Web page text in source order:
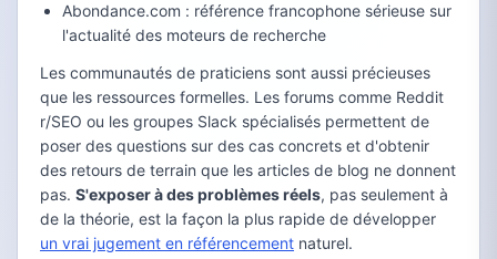
Abondance.com : référence francophone sérieuse sur
l'actualité des moteurs de recherche
Les communautés de praticiens sont aussi précieuses
que les ressources formelles. Les forums comme Reddit
r/SEO ou les groupes Slack spécialisés permettent de
poser des questions sur des cas concrets et d'obtenir
des retours de terrain que les articles de blog ne donnent
pas. S'exposer à des problèmes réels, pas seulement à
de la théorie, est la façon la plus rapide de développer
un vrai jugement en référencement naturel.